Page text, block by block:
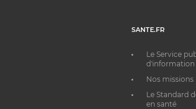
SANTE.FR
Le Service
d'information
Nos missions
Le Standard
en santé